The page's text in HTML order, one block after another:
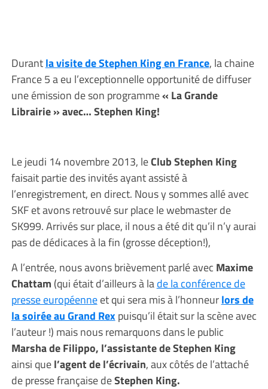
Durantla visite de Stephen King en France, la chaine
France 5 a eu l’exceptionnelle opportunité de diffuser
une émission de son programme« La Grande
Librairie » avec… Stephen King!
Le jeudi 14 novembre 2013, leClub Stephen King
faisait partie des invités ayant assisté à
l’enregistrement, en direct. Nous y sommes allé avec
SKF et avons retrouvé sur place le webmaster de
SK999. Arrivés sur place, il nous a été dit qu’il n’y aurai
pas de dédicaces à la fin (grosse déception!),
A l’entrée, nous avons brièvement parlé avec Maxime
Chattam (qui était d’ailleurs à lade la conférence de
presse européenneet qui sera mis à l’honneurlors de
la soirée au Grand Rex puisqu’il était sur la scène avec
l’auteur !) mais nous remarquons dans le public
Marsha de Filippo, l’assistante de Stephen King
ainsi quel’agent de l’écrivain, aux côtés de l’attaché
de presse française deStephen King.